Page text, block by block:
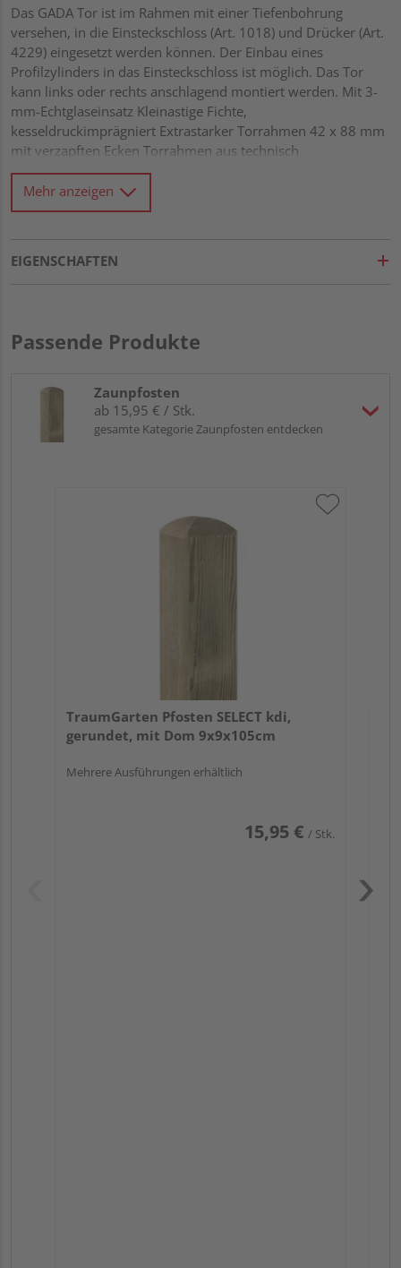
Das GADA Tor ist im Rahmen mit einer Tiefenbohrung
versehen, in die Einsteckschloss (Art. 1018) und Drücker (Art.
4229) eingesetzt werden können. Der Einbau eines
Profilzylinders in das Einsteckschloss ist möglich. Das Tor
kann links oder rechts anschlagend montiert werden. Mit 3-
mm-Echtglaseinsatz Kleinastige Fichte,
kesseldruckimprägniert Extrastarker Torrahmen 42 x 88 mm
mit verzapften Ecken Torrahmen aus technisch
vorgetrocknetem Massivholz Wasserablauflöcher und
Drainagenut im unteren Rahmen Rundkanten-Profile 18 x
121 mm mit extratiefer Trocknungsnut von 15 mm Alle
Mehr anzeigen
EIGENSCHAFTEN
Passende Produkte
Zaunpfosten
ab 15,95 € / Stk.
gesamte Kategorie Zaunpfosten entdecken
TraumGarten Pfosten SELECT kdi,
gerundet, mit Dom 9x9x105cm
Mehrere Ausführungen erhältlich
15,95 € / Stk.